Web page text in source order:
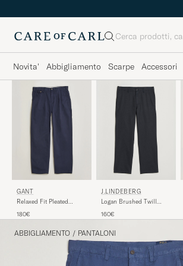
Cerca
Novita' Abbigliamento Scarpe Accessori
GANT
Relaxed Fit Pleated
Evening Blue
180€
J.LINDEBERG
Logan Brushed Twill
160€
ABBIGLIAMENTO / PANTALONI